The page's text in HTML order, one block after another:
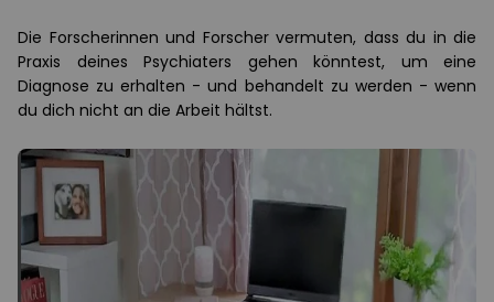
Die Forscherinnen und Forscher vermuten, dass du in die
Praxis deines Psychiaters gehen könntest, um eine
Diagnose zu erhalten - und behandelt zu werden - wenn
du dich nicht an die Arbeit hältst.